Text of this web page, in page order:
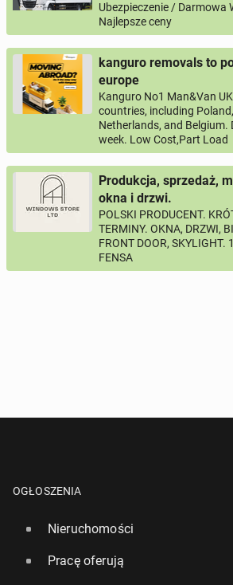
Ubezpieczenie / Darmowa
Najlepsze ceny
kanguro removals to
europe
Kanguro No1 Man&Van
countries, including
Netherlands, and Belgium.
week. Low Cost,Part Load
Produkcja, sprzedaż,
okna i drzwi.
POLSKI PRODUCENT.
TERMINY. OKNA, DRZWI,
FRONT DOOR, SKYLIGHT.
FENSA
OGŁOSZENIA
Nieruchomości
Pracę oferują